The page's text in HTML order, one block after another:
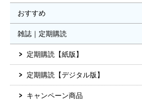
おすすめ
雑誌｜定期購読
定期購読【紙版】
定期購読【デジタル版】
キャンペーン商品